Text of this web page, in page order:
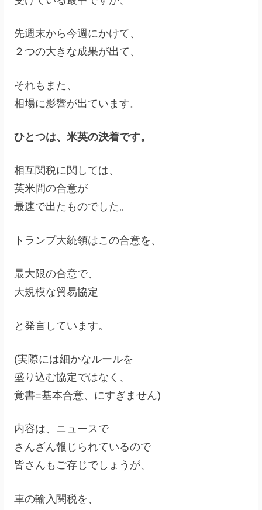
先週末から今週にかけて、
２つの大きな成果が出て、
それもまた、
相場に影響が出ています。
ひとつは、米英の決着です。
相互関税に関しては、
英米間の合意が
最速で出たものでした。
トランプ大統領はこの合意を、
最大限の合意で、
大規模な貿易協定
と発言しています。
(実際には細かなルールを
盛り込む協定ではなく、
覚書=基本合意、にすぎません)
内容は、ニュースで
さんざん報じられているので
皆さんもご存じでしょうが、
車の輸入関税を、